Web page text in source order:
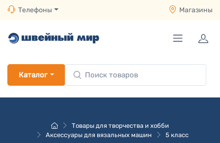
Телефоны Магазины
Каталог
Товары для творчества и хобби
Аксессуары для вязальных машин
5 класс